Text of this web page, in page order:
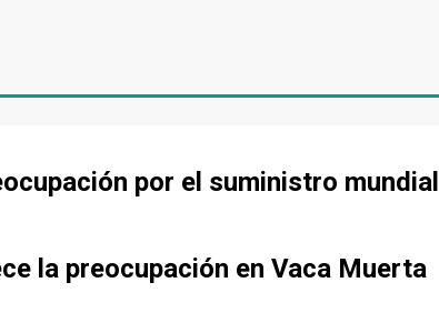
por el suministro mundial
la preocupación en Vaca Muerta